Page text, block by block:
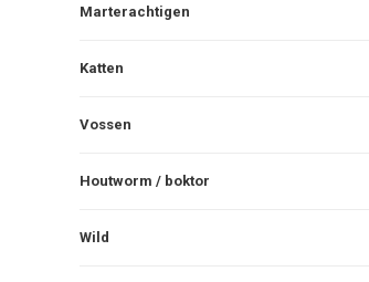
Marterachtigen
Katten
Vossen
Houtworm / boktor
Wild